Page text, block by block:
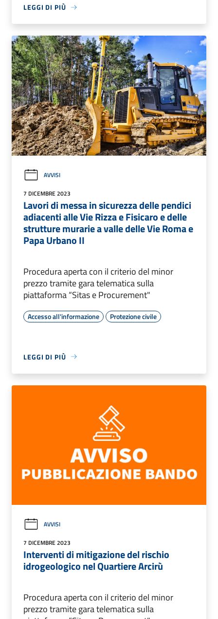
LEGGI DI PIÙ
AVVISI
7 DICEMBRE 2023
Lavori di messa in sicurezza delle pendici
adiacenti alle Vie Rizza e Fisicaro e delle
strutture murarie a valle delle Vie Roma e
Papa Urbano II
Procedura aperta con il criterio del minor
prezzo tramite gara telematica sulla
piattaforma “Sitas e Procurement"
Accesso all'informazione Protezione civile
LEGGI DI PIÙ
AVVISI
7 DICEMBRE 2023
Interventi di mitigazione del rischio
idrogeologico nel Quartiere Arcirù
Procedura aperta con il criterio del minor
prezzo tramite gara telematica sulla